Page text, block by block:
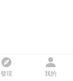
發現 我的